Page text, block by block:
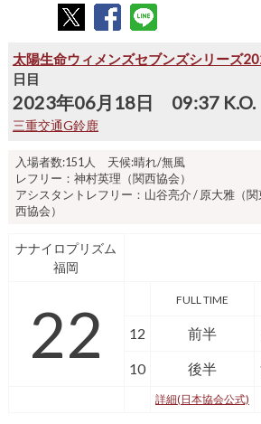
太陽生命ウィメンズセブンズシリーズ
日目
2023年06月18日 09:37 K.O.
三重交通G鈴鹿
入場者数:151人 天候:晴れ/無風
レフリー：神村英理（関西協会）
アシスタントレフリー：山谷亮介 / 原大雅（
西協会）
ナナイロプリズム
福岡
22 FULL TIME
12 前半
10 後半
詳細(日本協会公式)